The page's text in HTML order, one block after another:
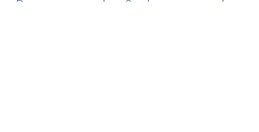
Die gesponsorten Sachpreise werden